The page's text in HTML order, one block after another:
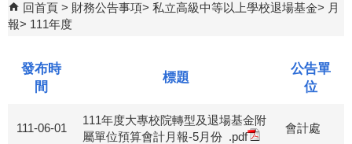
回首頁 財務公告事項 私立高級中等以上學校退場基金
月
報
111年度
發布時
間
標題
公告單
位
111-06-01
111年度大專校院轉型及退場基金附
屬單位預算會計月報-5月份 .pdf
會計處